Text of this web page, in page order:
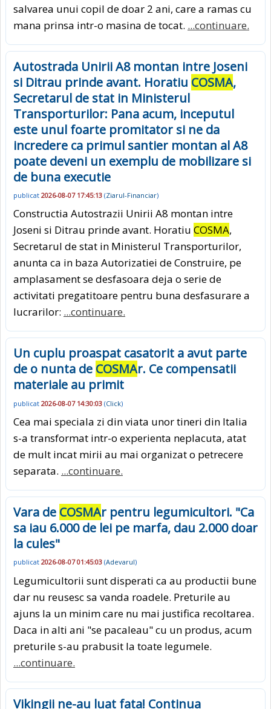
salvarea unui copil de doar 2 ani, care a ramas cu
mana prinsa intr-o masina de tocat. ...continuare.
Autostrada Unirii A8 montan intre Joseni
si Ditrau prinde avant. Horatiu COSMA,
Secretarul de stat in Ministerul
Transporturilor: Pana acum, inceputul
este unul foarte promitator si ne da
incredere ca primul santier montan al A8
poate deveni un exemplu de mobilizare si
de buna executie
publicat 2026-08-07 17:45:13 (Ziarul-Financiar)
Constructia Autostrazii Unirii A8 montan intre
Joseni si Ditrau prinde avant. Horatiu COSMA,
Secretarul de stat in Ministerul Transporturilor,
anunta ca in baza Autorizatiei de Construire, pe
amplasament se desfasoara deja o serie de
activitati pregatitoare pentru buna desfasurare a
lucrarilor: ...continuare.
Un cuplu proaspat casatorit a avut parte
de o nunta de COSMAr. Ce compensatii
materiale au primit
publicat 2026-08-07 14:30:03 (Click)
Cea mai speciala zi din viata unor tineri din Italia
s-a transformat intr-o experienta neplacuta, atat
de mult incat mirii au mai organizat o petrecere
separata. ...continuare.
Vara de COSMAr pentru legumicultori. "Ca
sa iau 6.000 de lei pe marfa, dau 2.000 doar
la cules"
publicat 2026-08-07 01:45:03 (Adevarul)
Legumicultorii sunt disperati ca au productii bune
dar nu reusesc sa vanda roadele. Preturile au
ajuns la un minim care nu mai justifica recoltarea.
Daca in alti ani "se pacaleau" cu un produs, acum
preturile s-au prabusit la toate legumele.
...continuare.
Vikingii ne-au luat fata! Continua